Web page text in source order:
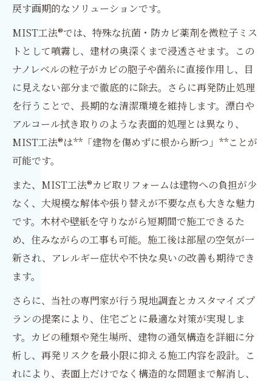
戻す画期的なソリューションです。
MIST工法®では、特殊な抗菌・防カビ薬剤を微粒子ミス
トとして噴霧し、建材の奥深くまで浸透させます。この
ナノレベルの粒子がカビの胞子や菌糸に直接作用し、目
に見えない部分まで徹底的に除去。さらに再発防止処理
を行うことで、長期的な清潔環境を維持します。漂白や
アルコール拭き取りのような表面的処理とは異なり、
MIST工法®は**「建物を傷めずに根から断つ」**ことが
可能です。
また、MIST工法®カビ取リフォームは建物への負担が少
なく、大規模な解体や張り替えが不要な点も大きな魅力
です。木材や壁紙を守りながら短期間で施工できるた
め、住みながらの工事も可能。施工後は部屋の空気が一
新され、アレルギー症状や不快な臭いの改善も期待でき
ます。
さらに、当社の専門家が行う現地調査とカスタマイズプ
ランの提案により、住宅ごとに最適な対策が実現しま
す。カビの種類や発生場所、建物の通気構造を詳細に分
析し、再発リスクを最小限に抑える施工内容を設計。こ
れにより、表面上だけでなく構造的な問題まで解消し、